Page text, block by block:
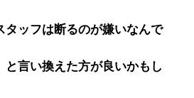
タッフは断るのが嫌いなんで
と言い換えた方が良いかもし